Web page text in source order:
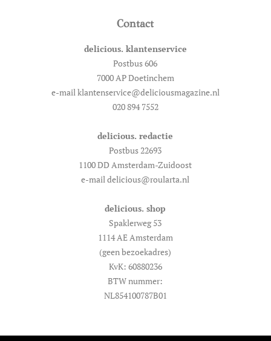
Contact
delicious. klantenservice
Postbus 606
7000 AP Doetinchem
e-mail klantenservice@deliciousmagazine.nl
020 894 7552
delicious. redactie
Postbus 22693
1100 DD Amsterdam-Zuidoost
e-mail delicious@roularta.nl
delicious. shop
Spaklerweg 53
1114 AE Amsterdam
(geen bezoekadres)
KvK: 60880236
BTW nummer:
NL854100787B01